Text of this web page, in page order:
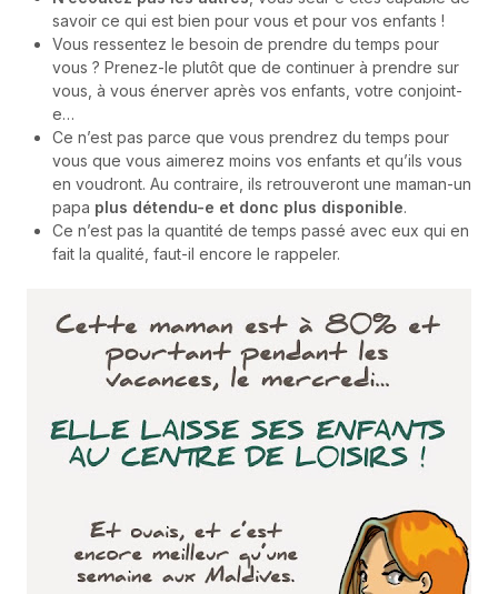
savoir ce qui est bien pour vous et pour vos enfants !
Vous ressentez le besoin de prendre du temps pour
vous ? Prenez-le plutôt que de continuer à prendre sur
vous, à vous énerver après vos enfants, votre conjoint-
e…
Ce n’est pas parce que vous prendrez du temps pour
vous que vous aimerez moins vos enfants et qu’ils vous
en voudront. Au contraire, ils retrouveront une maman-un
papa plus détendu-e et donc plus disponible.
Ce n’est pas la quantité de temps passé avec eux qui en
fait la qualité, faut-il encore le rappeler.